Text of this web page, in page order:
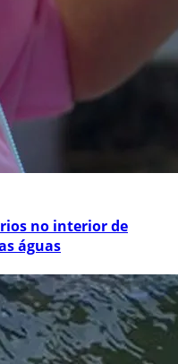
no interior de
águas